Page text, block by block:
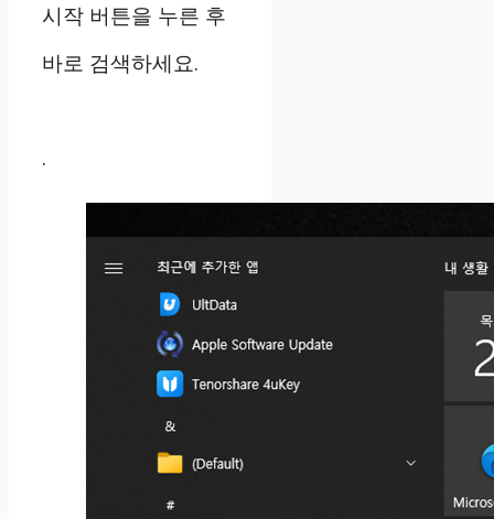
시작 버튼을 누른 후
바로 검색하세요.
.